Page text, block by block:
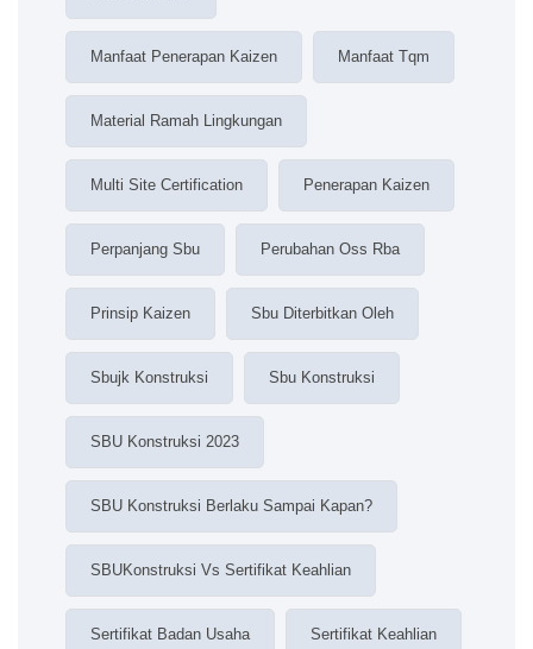
Manfaat Penerapan Kaizen Manfaat Tqm
Material Ramah Lingkungan
Multi Site Certification Penerapan Kaizen
Perpanjang Sbu Perubahan Oss Rba
Prinsip Kaizen Sbu Diterbitkan Oleh
Sbujk Konstruksi Sbu Konstruksi
SBU Konstruksi 2023
SBU Konstruksi Berlaku Sampai Kapan?
SBUKonstruksi Vs Sertifikat Keahlian
Sertifikat Badan Usaha Sertifikat Keahlian